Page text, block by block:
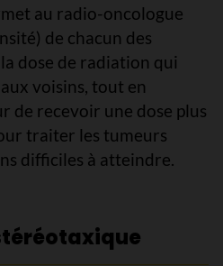
au radio-oncologue
de chacun des
dose de radiation qui
voisins, tout en
de recevoir une dose plus
traiter les tumeurs
difficiles à atteindre.